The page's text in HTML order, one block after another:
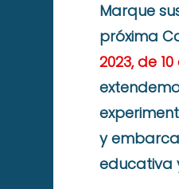
Marque
próxima
2023, de 10
y
educativa